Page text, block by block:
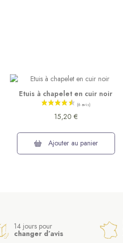
Etuis à chapelet en cuir noir
15,20 €
Ajouter au panier
14 jours pour
changer d’avis